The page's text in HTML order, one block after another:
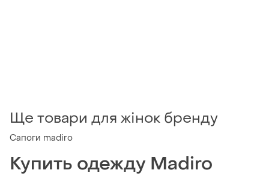
Ще товари для жінок бренду
Сапоги madiro
Купить одежду Madiro